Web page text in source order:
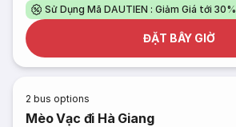
Sử Dụng Mã DAUTIEN : Giảm Giá tới 30%
ĐẶT BÂY GIỜ
2 bus options
Mèo Vạc đi Hà Giang